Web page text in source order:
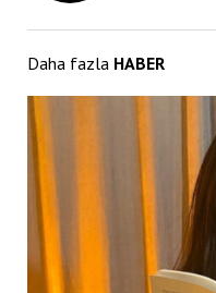
Daha fazla HABER